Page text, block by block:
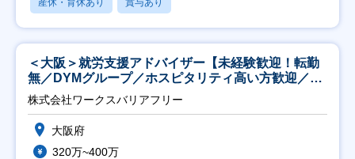
＜大阪＞就労支援アドバイザー【未経験歓迎！転勤
無／DYMグループ／ホスピタリティ高い方歓迎／土
日祝】
株式会社ワークスバリアフリー
大阪府
320万~400万